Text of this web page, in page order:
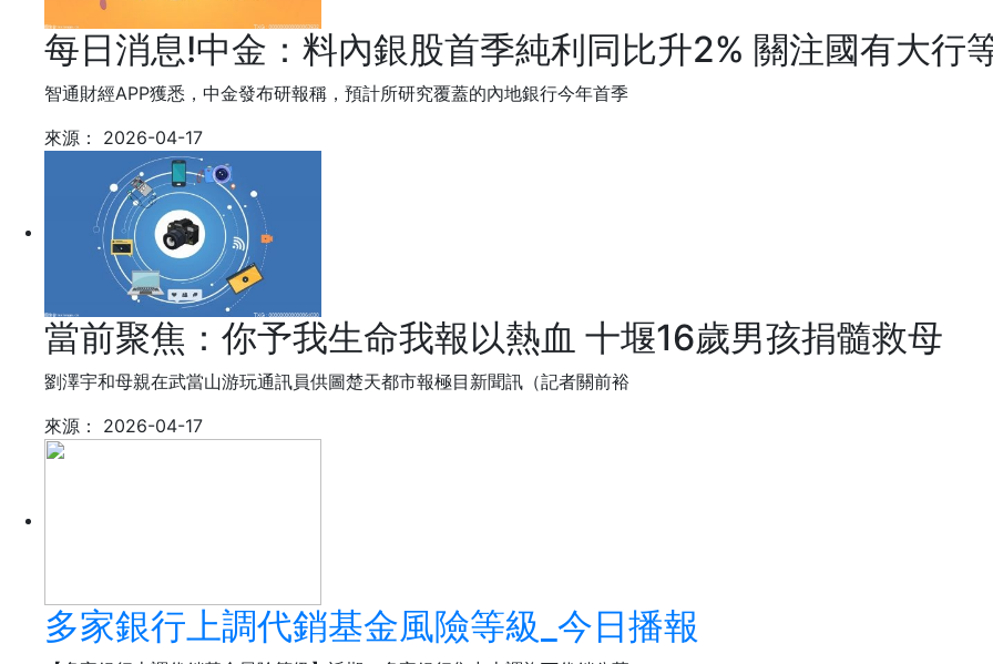
每日消息!中金：料內銀股首季純利同比升2% 關注國有大行
智通財經APP獲悉，中金發布研報稱，預計所研究覆蓋的內地銀行今年首季
來源：
2026-04-17
當前聚焦：你予我生命我報以熱血 十堰16歲男孩捐髓救母
劉澤宇和母親在武當山游玩通訊員供圖楚天都市報極目新聞訊（記者關前裕
來源：
2026-04-17
多家銀行上調代銷基金風險等級_今日播報